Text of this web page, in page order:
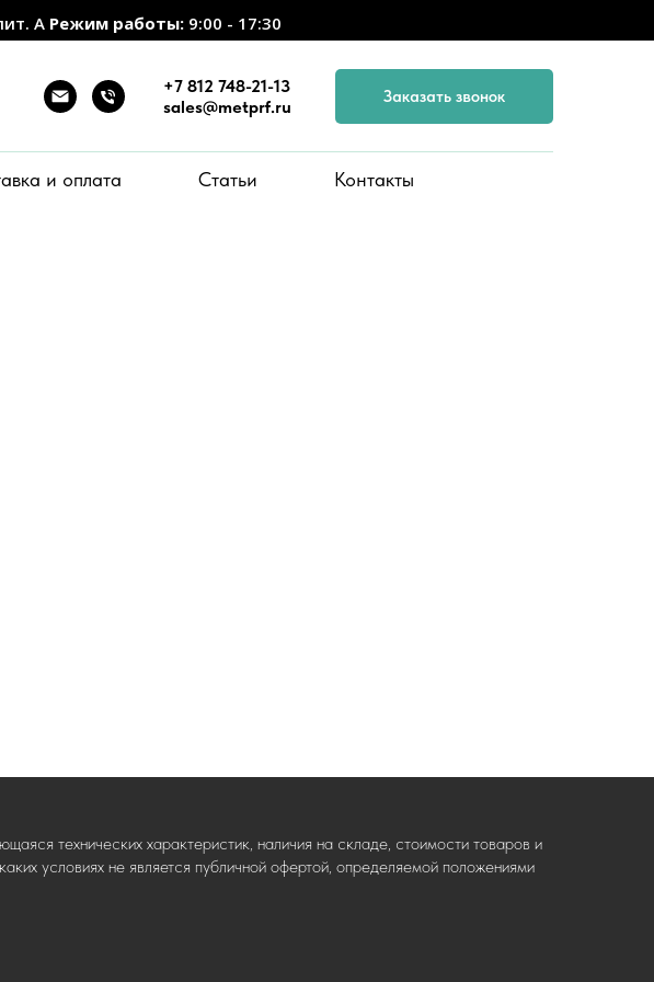
А Режим работы: 9:00 - 17:30
+7 812 748-21-13
sales@metprf.ru
Заказать звонок
и оплата Статьи Контакты
технических характеристик, наличия на складе, стоимости товаров и
условиях не является публичной офертой, определяемой положениями